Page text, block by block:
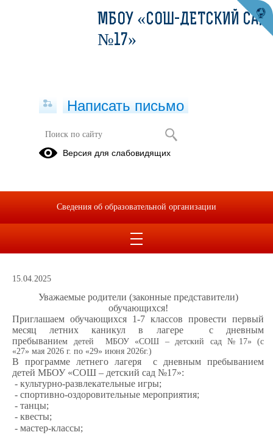
Об организации отдыха детей и их
оздоровления
15.04.2025
Уважаемые родители (законные представители)
обучающихся!
Приглашаем обучающихся 1-7 классов провести первый
месяц летних каникул
в лагере с дневным
пребыванием детей МБОУ «СОШ – детский сад №17» (с
«27» мая 2026 г. по «29» июня 2026г.)
В программе летнего лагеря с дневным пребыванием
детей МБОУ «СОШ – детский сад №17»:
- культурно-развлекательные игры;
- спортивно-оздоровительные мероприятия;
- танцы;
- квесты;
- мастер-классы;
МБОУ «СОШ-ДЕТСКИЙ САД
№17»
Написать письмо
Версия для слабовидящих
Сведения об образовательной организации